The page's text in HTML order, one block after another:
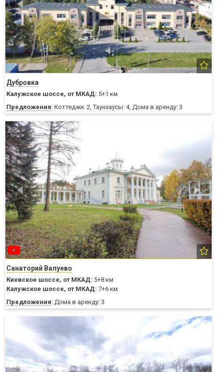
Дубровка
Калужское шоссе, от МКАД: 5+1 км
Предложения: Коттеджи: 2, Таунхаусы: 4, Дома в аренду: 3
Санаторий Валуево
Киевское шоссе, от МКАД: 5+8 км
Калужское шоссе, от МКАД: 7+6 км
Предложения: Дома в аренду: 3